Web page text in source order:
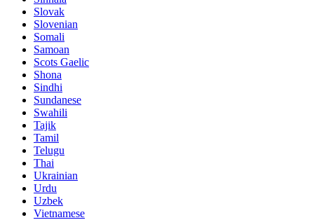
Slovak
Slovenian
Somali
Samoan
Scots Gaelic
Shona
Sindhi
Sundanese
Swahili
Tajik
Tamil
Telugu
Thai
Ukrainian
Urdu
Uzbek
Vietnamese